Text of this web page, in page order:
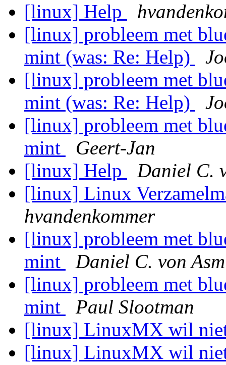
[linux] Help
[linux] probleem met
mint (was: Re: Help)
[linux] probleem met
mint (was: Re: Help)
[linux] probleem met
mint
Geert-Jan
[linux] Help
Daniel C.
[linux] Linux
hvandenkommer
[linux] probleem met
mint
Daniel C. von
[linux] probleem met
mint
Paul Slootman
[linux] LinuxMX wil
[linux] LinuxMX wil